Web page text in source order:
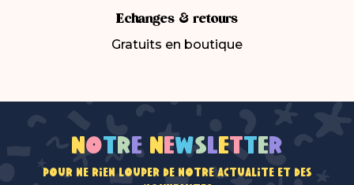
Echanges & retours
Gratuits en boutique
Notre newsletter
Pour ne rien louper de notre actualité et des